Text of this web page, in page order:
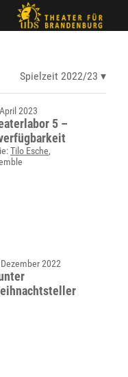
Spielzeit 2022/23
2023
5 –
Tilo Esche,
2022